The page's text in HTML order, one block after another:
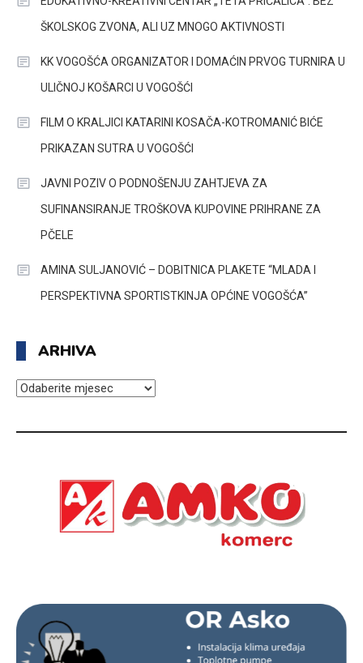
ŠKOLSKOG ZVONA, ALI UZ MNOGO AKTIVNOSTI
KK VOGOŠĆA ORGANIZATOR I DOMAĆIN PRVOG TURNIRA U
ULIČNOJ KOŠARCI U VOGOŠĆI
FILM O KRALJICI KATARINI KOSAČA-KOTROMANIĆ BIĆE
PRIKAZAN SUTRA U VOGOŠĆI
JAVNI POZIV O PODNOŠENJU ZAHTJEVA ZA
SUFINANSIRANJE TROŠKOVA KUPOVINE PRIHRANE ZA
PČELE
AMINA SULJANOVIĆ – DOBITNICA PLAKETE “MLADA I
PERSPEKTIVNA SPORTISTKINJA OPĆINE VOGOŠĆA”
ARHIVA
ARHIVA